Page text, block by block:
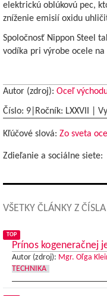
elektrickú oblúkovú pec,
zníženie emisií oxidu
Spoločnosť Nippon Steel
vodíka pri výrobe ocele
Autor (zdroj): Oceľ
Číslo: 9|Ročník: LXXVII |
Kľúčové slová: Zo sveta
Zdieľanie a sociálne siete:
VŠETKY ČLÁNKY Z
TOP
Prínos kogeneračnej
Autor (zdroj): Mgr. Oľga
TECHNIKA